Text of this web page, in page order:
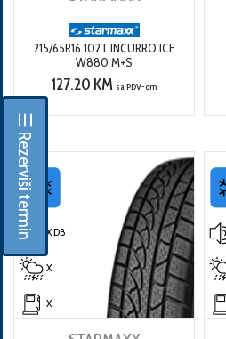
☰ Rezerviši termin
215/65R16 102T INCURRO ICE
W880 M+S
127.20 KM sa PDV-om
X DB
X
X